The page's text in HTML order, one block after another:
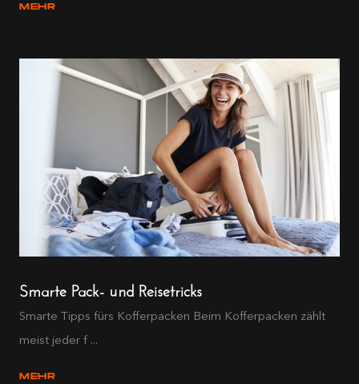
MEHR
Smarte Pack- und Reisetricks
Smarte Tipps fürs Kofferpacken Beim Kofferpacken zählt
meist jeder f ...
MEHR